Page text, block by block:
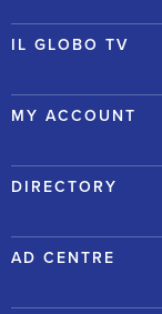
IL GLOBO TV
MY ACCOUNT
DIRECTORY
AD CENTRE